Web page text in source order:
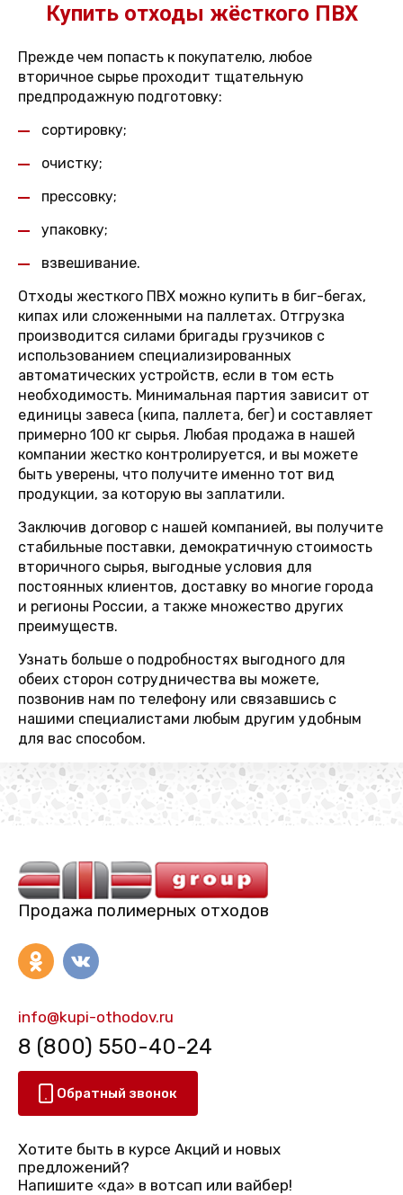
Купить отходы жёсткого ПВХ
Прежде чем попасть к покупателю, любое
вторичное сырье проходит тщательную
предпродажную подготовку:
сортировку;
очистку;
прессовку;
упаковку;
взвешивание.
Отходы жесткого ПВХ можно купить в биг-бегах,
кипах или сложенными на паллетах. Отгрузка
производится силами бригады грузчиков с
использованием специализированных
автоматических устройств, если в том есть
необходимость. Минимальная партия зависит от
единицы завеса (кипа, паллета, бег) и составляет
примерно 100 кг сырья. Любая продажа в нашей
компании жестко контролируется, и вы можете
быть уверены, что получите именно тот вид
продукции, за которую вы заплатили.
Заключив договор с нашей компанией, вы получите
стабильные поставки, демократичную стоимость
вторичного сырья, выгодные условия для
постоянных клиентов, доставку во многие города
и регионы России, а также множество других
преимуществ.
Узнать больше о подробностях выгодного для
обеих сторон сотрудничества вы можете,
позвонив нам по телефону или связавшись с
нашими специалистами любым другим удобным
для вас способом.
Продажа полимерных отходов
info@kupi-othodov.ru
8 (800) 550-40-24
Обратный звонок
Хотите быть в курсе Акций и новых
предложений?
Напишите «да» в вотсап или вайбер!